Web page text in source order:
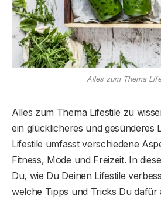
Alles zum Thema
Alles zum Thema Lifestile zu
ein glücklicheres und gesünderes
Lifestile umfasst verschiedene
Fitness, Mode und Freizeit. In
Du, wie Du Deinen Lifestile
welche Tipps und Tricks Du dafür